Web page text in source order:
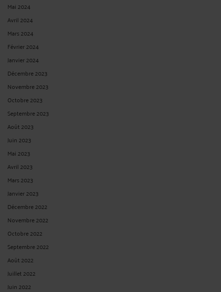
Mai 2024
Avril 2024
Mars 2024
Février 2024
Janvier 2024
Décembre 2023
Novembre 2023
Octobre 2023
Septembre 2023
Août 2023
Juin 2023
Mai 2023
Avril 2023
Mars 2023
Janvier 2023
Décembre 2022
Novembre 2022
Octobre 2022
Septembre 2022
Août 2022
Juillet 2022
Juin 2022